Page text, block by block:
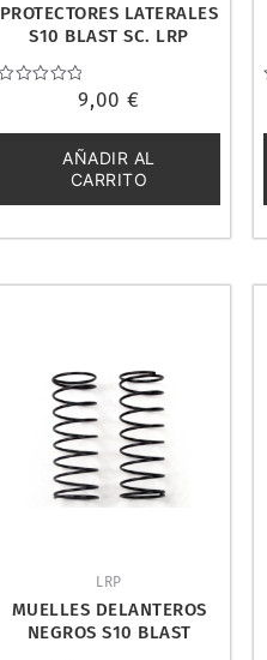
PROTECTORES LATERALES
S10 BLAST SC. LRP
9,00€
AÑADIR AL
CARRITO
LRP
MUELLES DELANTEROS
NEGROS S10 BLAST